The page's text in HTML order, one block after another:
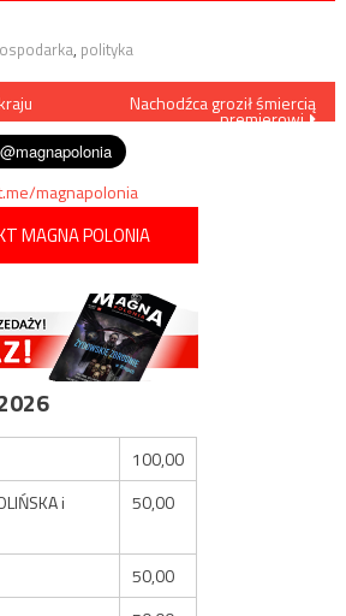
, polityka
Nachodźca groził śmiercią
premierowi
magnapolonia
MAGNA POLONIA
100,00
i
50,00
50,00